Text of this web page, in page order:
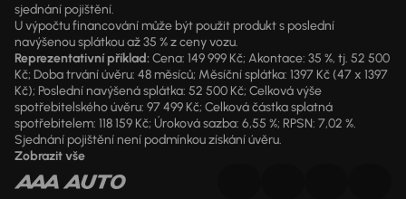
sjednání pojištění.
U výpočtu financování může být použit produkt s poslední
navýšenou splátkou až 35 % z ceny vozu.
Reprezentativní příklad:Cena: 149 999 Kč; Akontace: 35 %, tj. 52 500
Kč; Doba trvání úvěru: 48 měsíců; Měsíční splátka: 1397 Kč (47 x 1397
Kč); Poslední navýšená splátka: 52 500 Kč; Celková výše
spotřebitelského úvěru: 97 499 Kč; Celková částka splatná
spotřebitelem: 118 159 Kč; Úroková sazba: 6,55 %; RPSN: 7,02 %.
Sjednání pojištění není podmínkou získání úvěru.
Zobrazit vše